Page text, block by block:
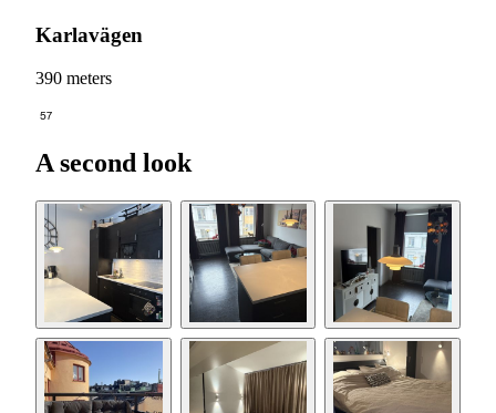
Karlavägen
390 meters
57
A second look